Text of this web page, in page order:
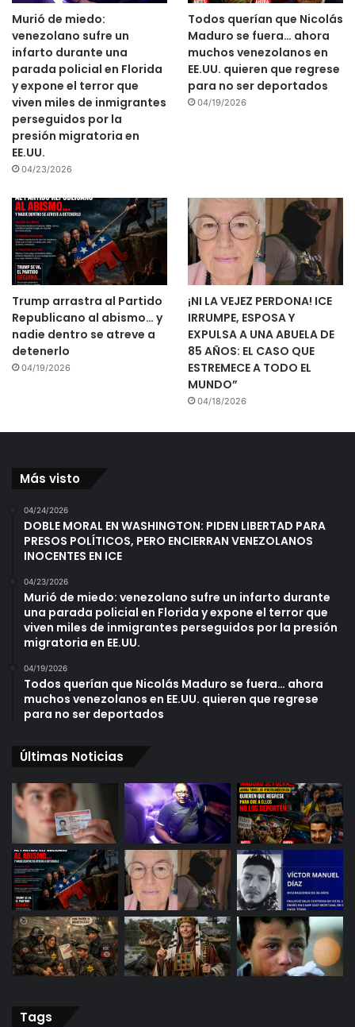
Murió de miedo:
venezolano sufre un
infarto durante una
parada policial en Florida
y expone el terror que
viven miles de inmigrantes
perseguidos por la
presión migratoria en
EE.UU.
04/23/2026
Todos querían que Nicolás
Maduro se fuera… ahora
muchos venezolanos en
EE.UU. quieren que regrese
para no ser deportados
04/19/2026
Trump arrastra al Partido
Republicano al abismo… y
nadie dentro se atreve a
detenerlo
04/19/2026
¡NI LA VEJEZ PERDONA! ICE
IRRUMPE, ESPOSA Y
EXPULSA A UNA ABUELA DE
85 AÑOS: EL CASO QUE
ESTREMECE A TODO EL
MUNDO”
04/18/2026
Más visto
04/24/2026
DOBLE MORAL EN WASHINGTON: PIDEN LIBERTAD PARA
PRESOS POLÍTICOS, PERO ENCIERRAN VENEZOLANOS
INOCENTES EN ICE
04/23/2026
Murió de miedo: venezolano sufre un infarto durante
una parada policial en Florida y expone el terror que
viven miles de inmigrantes perseguidos por la presión
migratoria en EE.UU.
04/19/2026
Todos querían que Nicolás Maduro se fuera… ahora
muchos venezolanos en EE.UU. quieren que regrese
para no ser deportados
Últimas Noticias
Tags